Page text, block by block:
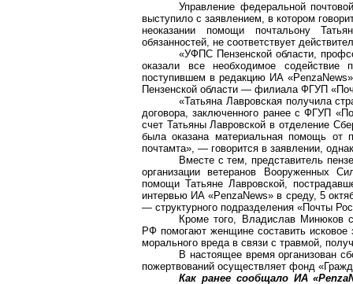
Управление федеральной
выступило с заявлением, в котором
неоказании помощи почтальону
обязанностей, не соответствует
«УФПС Пензенской области,
оказали все необходимое содействие
поступившем в редакцию ИА
Пензенской области — филиала ФГУП
«Татьяна Лавровская получила
договора, заключенного ранее с ФГУП
счет Татьяны Лавровской в отделение
была оказана материальная помощь от
почтамта», — говорится в заявлении,
Вместе с тем, представитель
организации ветеранов Вооруженных
помощи Татьяне Лавровской,
интервью ИА «PenzaNews» в среду, 5
— структурного подразделения «Почты
Кроме того, Владислав Минюков
РФ помогают женщине составить исковое
морального вреда в связи с травмой,
В настоящее время организован
пожертвований осуществляет фонд
Как ранее сообщало ИА